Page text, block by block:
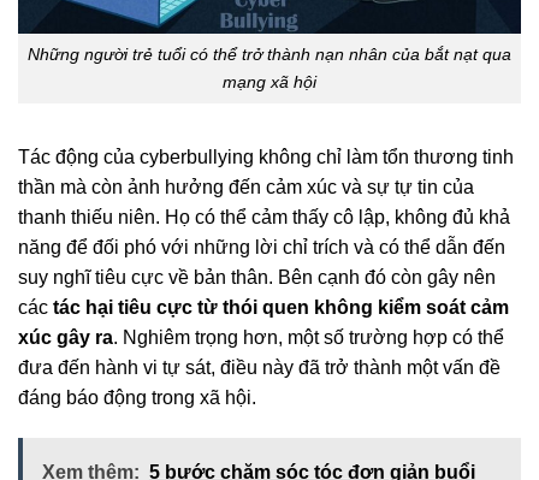
Những người trẻ tuổi có thể trở thành nạn nhân của bắt nạt qua
mạng xã hội
Tác động của cyberbullying không chỉ làm tổn thương tinh
thần mà còn ảnh hưởng đến cảm xúc và sự tự tin của
thanh thiếu niên. Họ có thể cảm thấy cô lập, không đủ khả
năng để đối phó với những lời chỉ trích và có thể dẫn đến
suy nghĩ tiêu cực về bản thân. Bên cạnh đó còn gây nên
các tác hại tiêu cực từ thói quen không kiểm soát cảm
xúc gây ra. Nghiêm trọng hơn, một số trường hợp có thể
đưa đến hành vi tự sát, điều này đã trở thành một vấn đề
đáng báo động trong xã hội.
Xem thêm: 5 bước chăm sóc tóc đơn giản buổi